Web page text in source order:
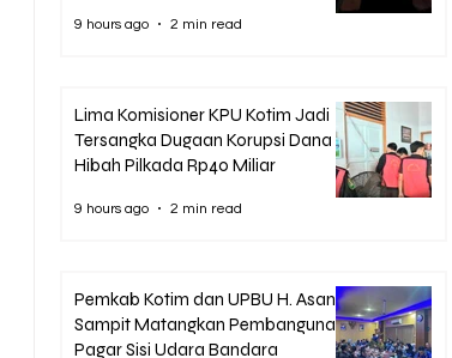
9 hours ago 2 min read
Lima Komisioner KPU Kotim Jadi
Tersangka Dugaan Korupsi Dana
Hibah Pilkada Rp40 Miliar
9 hours ago 2 min read
Pemkab Kotim dan UPBU H. Asan
Sampit Matangkan Pembangunan
Pagar Sisi Udara Bandara